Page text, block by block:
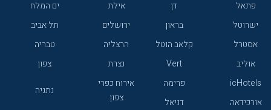
פתאל
דן
ישרוטל
בראון
אסטרל
קלאב הוטל
אוליב
Vert
icHotels
פרימה
אורכידאה
דניאל
אילת
ים המלח
ירושלים
תל אביב
הרצליה
טבריה
נצרת
צפון
אירוח כפרי
צפון
נתניה